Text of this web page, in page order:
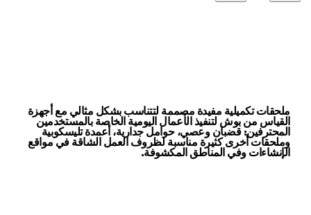
ملحقات تكميلية مفيدة مصممة لتتناسب بشكل مثالي مع أجهزة
القياس من بوش لتنفيذ الأعمال اليومية الخاصة بالمستخدمين
المحترفين: قضبان وعصي، حوامل جدارية، أعمدة تليسكوبية
وملحقات أخرى كثيرة مناسبة لظروف العمل الشاقة في مواقع
الإنشاءات وفي المناطق المكشوفة.